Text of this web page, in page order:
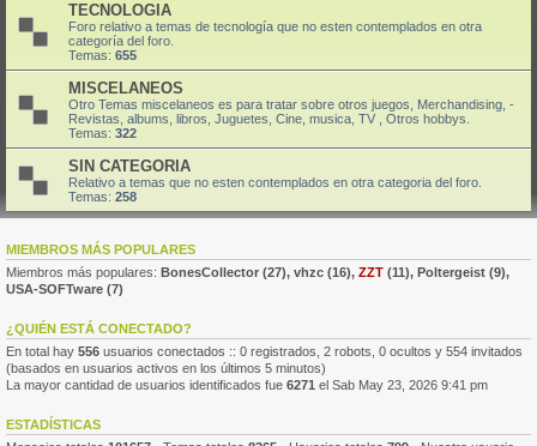
TECNOLOGIA
Foro relativo a temas de tecnología que no esten contemplados en otra
categoría del foro.
Temas: 655
MISCELANEOS
Otro Temas miscelaneos es para tratar sobre otros juegos, Merchandising, -
Revistas, albums, libros, Juguetes, Cine, musica, TV , Otros hobbys.
Temas: 322
SIN CATEGORIA
Relativo a temas que no esten contemplados en otra categoria del foro.
Temas: 258
MIEMBROS MÁS POPULARES
Miembros más populares: BonesCollector (27), vhzc (16), ZZT (11), Poltergeist (9),
USA-SOFTware (7)
¿QUIÉN ESTÁ CONECTADO?
En total hay 556 usuarios conectados :: 0 registrados, 2 robots, 0 ocultos y 554 invitados
(basados en usuarios activos en los últimos 5 minutos)
La mayor cantidad de usuarios identificados fue 6271 el Sab May 23, 2026 9:41 pm
ESTADÍSTICAS